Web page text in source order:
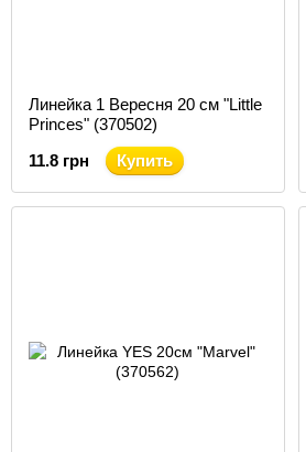
Линейка 1 Вересня 20 см "Little
Princes" (370502)
11.8 грн
Купить